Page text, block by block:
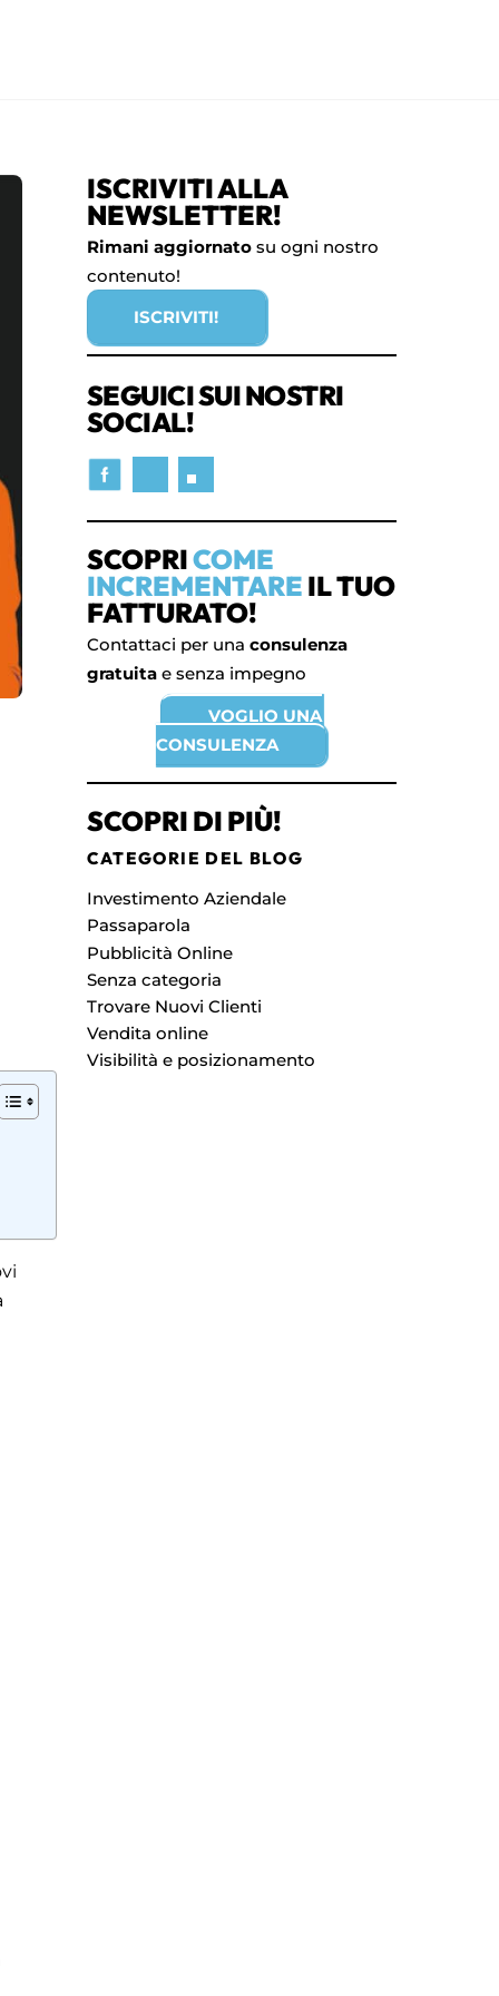
ISCRIVITI ALLA
NEWSLETTER!
Rimani aggiornatosu ogni nostro
contenuto!
ISCRIVITI!
SEGUICI SUI NOSTRI
SOCIAL!
SCOPRICOME
INCREMENTARE IL TUO
FATTURATO!
Contattaci per una consulenza
gratuitae senza impegno
VOGLIO UNA
CONSULENZA
SCOPRI DI PIÙ!
CATEGORIE DEL BLOG
Investimento Aziendale
Passaparola
Pubblicità Online
Senza categoria
Trovare Nuovi Clienti
Vendita online
Visibilità e posizionamento